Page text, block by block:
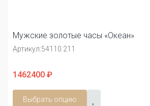
Мужские золотые часы «Океан»
Артикул:54110.211
1462400 ₽
Выбрать опцию